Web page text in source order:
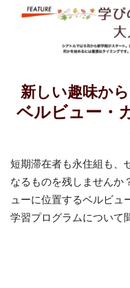
新しい趣味か
ベルビュー・
短期滞在者も永住組も、
なるものを残しませんか
ューに位置するベルビュ
学習プログラムについて